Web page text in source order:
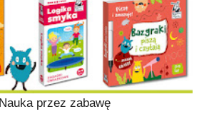
Nauka przez zabawę